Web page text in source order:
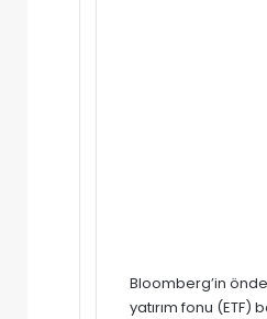
Bloomberg’in
yatırım fonu